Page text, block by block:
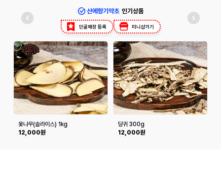
산에향기약초 인기상품
단골매장 등록 미니샵가기
옻나무(슬라이스) 1kg
12,000원
당귀 300g
12,000원